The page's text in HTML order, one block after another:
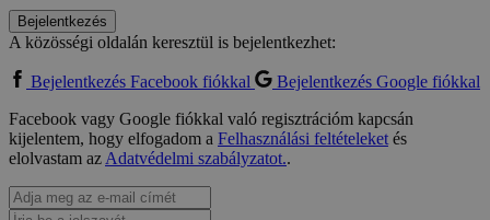
Bejelentkezés
A közösségi oldalán keresztül is bejelentkezhet:
Bejelentkezés Facebook fiókkal
Bejelentkezés Google fiókkal
Facebook vagy Google fiókkal való regisztrációm kapcsán
kijelentem, hogy elfogadom a Felhasználási feltételeketés
elolvastam azAdatvédelmi szabályzatot..